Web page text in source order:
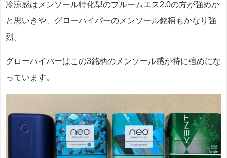
冷涼感はメンソール特化型のプルームエス2.0の方が強めか
と思いきや、グローハイパーのメンソール銘柄もかなり強
烈。
グローハイパーはこの3銘柄のメンソール感が特に強めにな
っています。